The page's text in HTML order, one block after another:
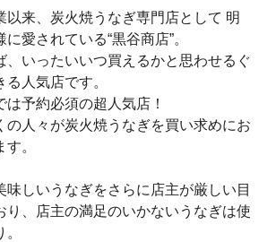
以来、炭火焼うなぎ専門店として 明
愛されている“黒谷商店”。
、いったいいつ買えるかと思わせるぐ
人気店です。
予約必須の超人気店！
の人々が炭火焼うなぎを買い求めにお
。
味しいうなぎをさらに店主が厳しい目
り、店主の満足のいかないうなぎは使